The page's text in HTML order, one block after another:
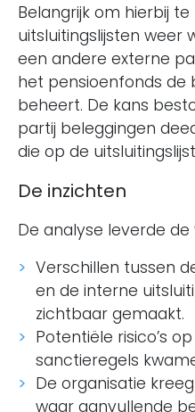
Belangrijk om hierbij
uitsluitingslijsten weer
een andere externe
het pensioenfonds de
beheert. De kans
partij beleggingen
die op de
De inzichten
De analyse leverde
Verschillen tussen
en de interne
zichtbaar gemaakt.
Potentiële risico’s
sanctieregels
De organisatie
waar aanvullende